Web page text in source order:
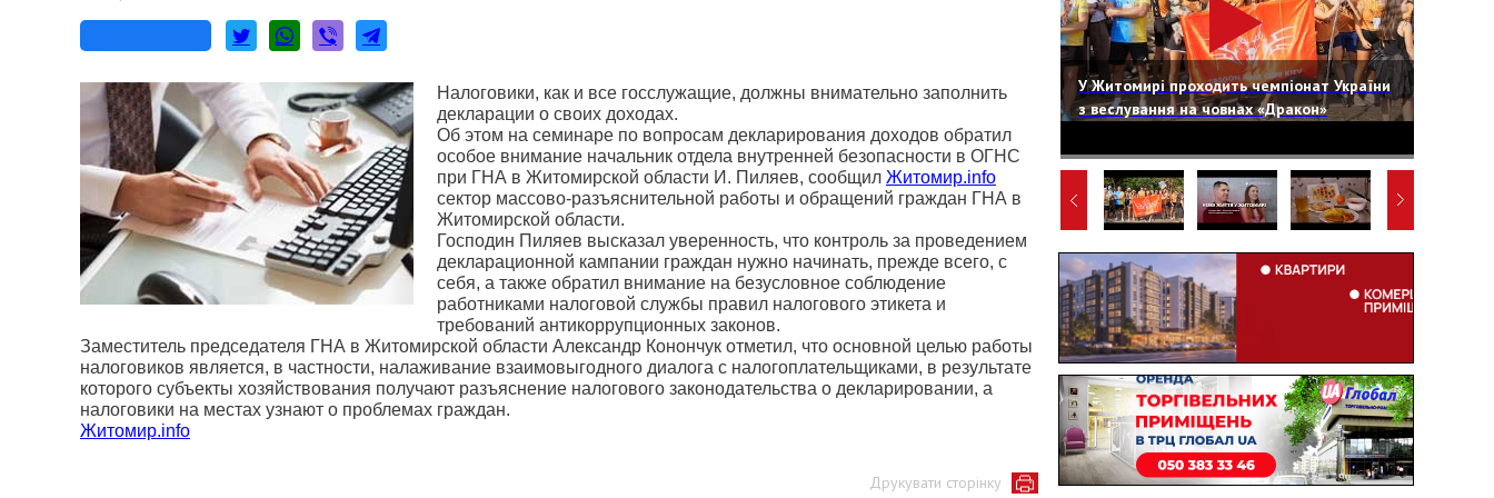
Налоговики, как и все госслужащие, должны внимательно заполнить
декларации о своих доходах.
Об этом на семинаре по вопросам декларирования доходов обратил
особое внимание начальник отдела внутренней безопасности в ОГНС
при ГНА в Житомирской области И. Пиляев, сообщил Житомир.info
сектор массово-разъяснительной работы и обращений граждан ГНА в
Житомирской области.
Господин Пиляев высказал уверенность, что контроль за проведением
декларационной кампании граждан нужно начинать, прежде всего, с
себя, а также обратил внимание на безусловное соблюдение
работниками налоговой службы правил налогового этикета и
требований антикоррупционных законов.
Заместитель председателя ГНА в Житомирской области Александр Конончук отметил, что основной целью работы
налоговиков является, в частности, налаживание взаимовыгодного диалога с налогоплательщиками, в результате
которого субъекты хозяйствования получают разъяснение налогового законодательства о декларировании, а
налоговики на местах узнают о проблемах граждан.
Житомир.info
Друкувати сторінку
У Житомирі проходить чемпіонат України
з веслування на човнах «Дракон»